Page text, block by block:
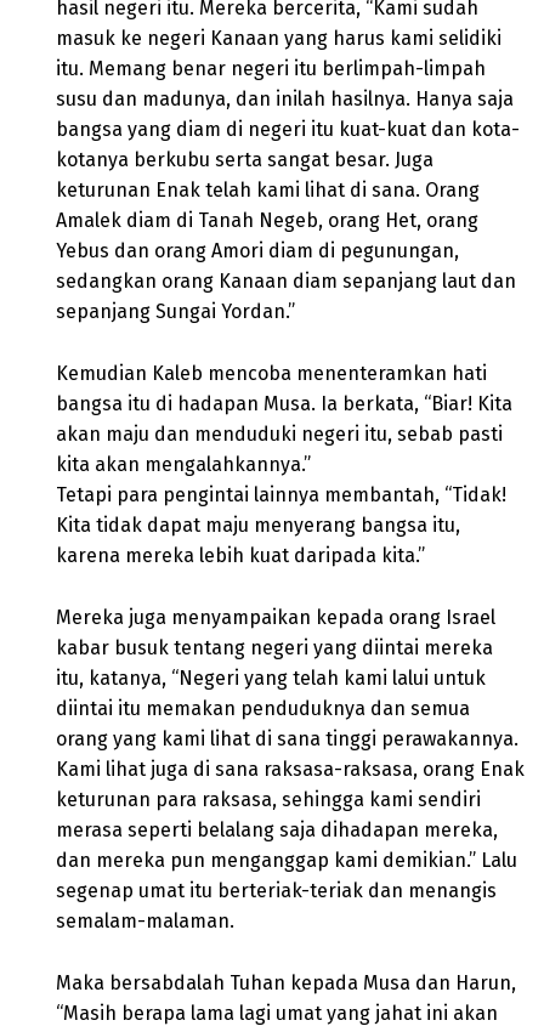
hasil negeri itu. Mereka bercerita, “Kami sudah
masuk ke negeri Kanaan yang harus kami selidiki
itu. Memang benar negeri itu berlimpah-limpah
susu dan madunya, dan inilah hasilnya. Hanya saja
bangsa yang diam di negeri itu kuat-kuat dan kota-
kotanya berkubu serta sangat besar. Juga
keturunan Enak telah kami lihat di sana. Orang
Amalek diam di Tanah Negeb, orang Het, orang
Yebus dan orang Amori diam di pegunungan,
sedangkan orang Kanaan diam sepanjang laut dan
sepanjang Sungai Yordan.”
Kemudian Kaleb mencoba menenteramkan hati
bangsa itu di hadapan Musa. Ia berkata, “Biar! Kita
akan maju dan menduduki negeri itu, sebab pasti
kita akan mengalahkannya.”
Tetapi para pengintai lainnya membantah, “Tidak!
Kita tidak dapat maju menyerang bangsa itu,
karena mereka lebih kuat daripada kita.”
Mereka juga menyampaikan kepada orang Israel
kabar busuk tentang negeri yang diintai mereka
itu, katanya, “Negeri yang telah kami lalui untuk
diintai itu memakan penduduknya dan semua
orang yang kami lihat di sana tinggi perawakannya.
Kami lihat juga di sana raksasa-raksasa, orang Enak
keturunan para raksasa, sehingga kami sendiri
merasa seperti belalang saja dihadapan mereka,
dan mereka pun menganggap kami demikian.” Lalu
segenap umat itu berteriak-teriak dan menangis
semalam-malaman.
Maka bersabdalah Tuhan kepada Musa dan Harun,
“Masih berapa lama lagi umat yang jahat ini akan